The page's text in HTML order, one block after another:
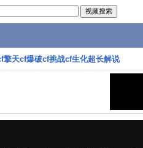
天cf爆破cf挑战cf生化超长解说